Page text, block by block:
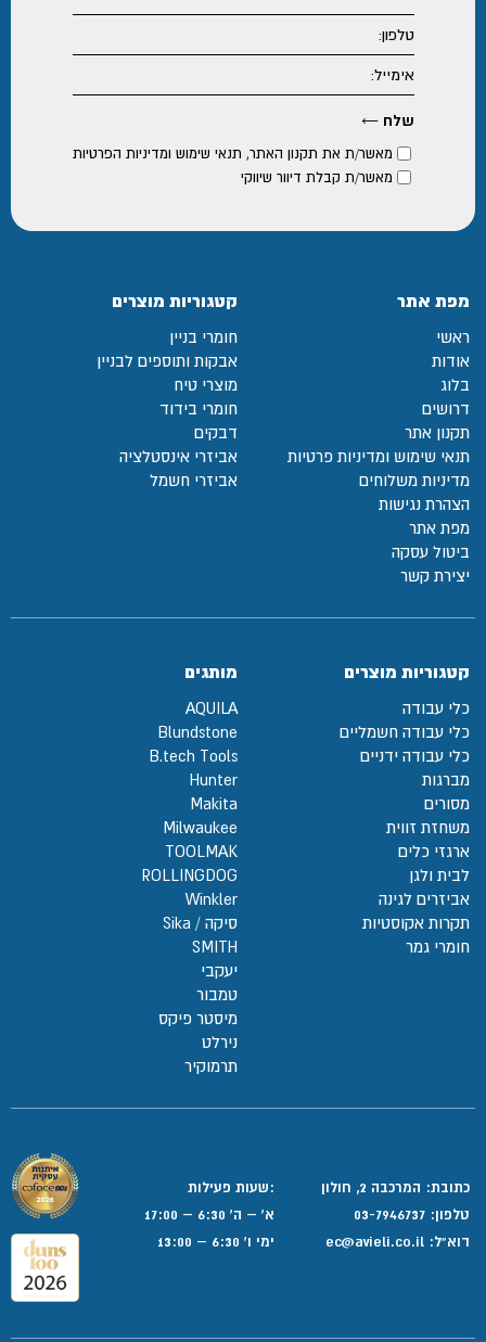
מאשר/ת את תקנון האתר, תנאי שימוש ומדיניות הפרטיות
מאשר/ת קבלת דיוור שיווקי
מפת אתר
ראשי
אודות
בלוג
דרושים
תקנון אתר
תנאי שימוש ומדיניות פרטיות
מדיניות משלוחים
הצהרת נגישות
מפת אתר
ביטול עסקה
יצירת קשר
קטגוריות מוצרים
חומרי בניין
אבקות ותוספים לבניין
מוצרי טיח
חומרי בידוד
דבקים
אביזרי אינסטלציה
אביזרי חשמל
קטגוריות מוצרים
כלי עבודה
כלי עבודה חשמליים
כלי עבודה ידניים
מברגות
מסורים
משחזת זווית
ארגזי כלים
לבית ולגן
אביזרים לגינה
תקרות אקוסטיות
חומרי גמר
מותגים
AQUILA
Blundstone
B.tech Tools
Hunter
Makita
Milwaukee
TOOLMAK
ROLLINGDOG
Winkler
סיקה / Sika
SMITH
יעקבי
טמבור
מיסטר פיקס
נירלט
תרמוקיר
כתובת: המרכבה 2, חולון
טלפון: 03-7946737
דוא”ל:
:שעות פעילות
א' – ה' 6:30 – 17:00
ימי ו' 6:30 – 13:00